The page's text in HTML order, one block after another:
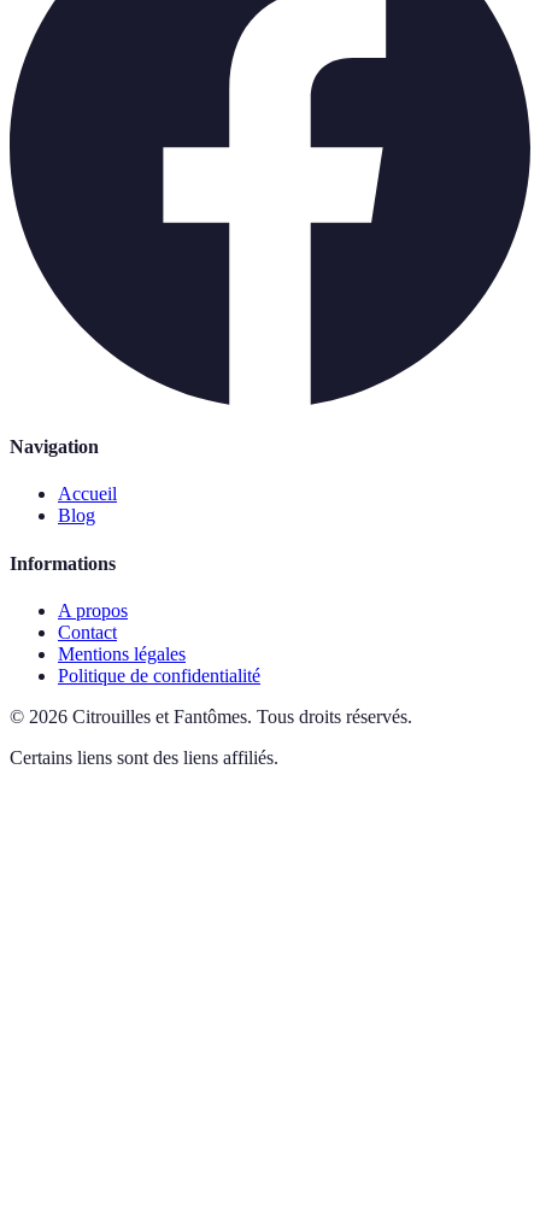
Navigation
Accueil
Blog
Informations
A propos
Contact
Mentions légales
Politique de confidentialité
© 2026 Citrouilles et Fantômes. Tous droits réservés.
Certains liens sont des liens affiliés.